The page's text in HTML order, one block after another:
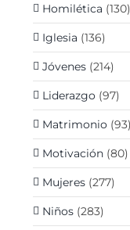
Homilética (130)
Iglesia (136)
Jóvenes (214)
Liderazgo (97)
Matrimonio (93)
Motivación (80)
Mujeres (277)
Niños (283)